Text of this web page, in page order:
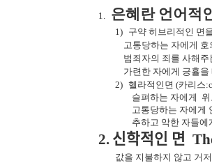
1. 은혜란 언어적
1) 구약 히브리적인 면
고통당하는 자에게
범죄자의 죄를 사해주
가련한 자에게 긍휼
2) 헬라적인면 (카리스
슬펴하는 자에게
고통당하는 자에게
추하고 악한 자들
2. 신학적인 면
값을 지불하지 않고 거